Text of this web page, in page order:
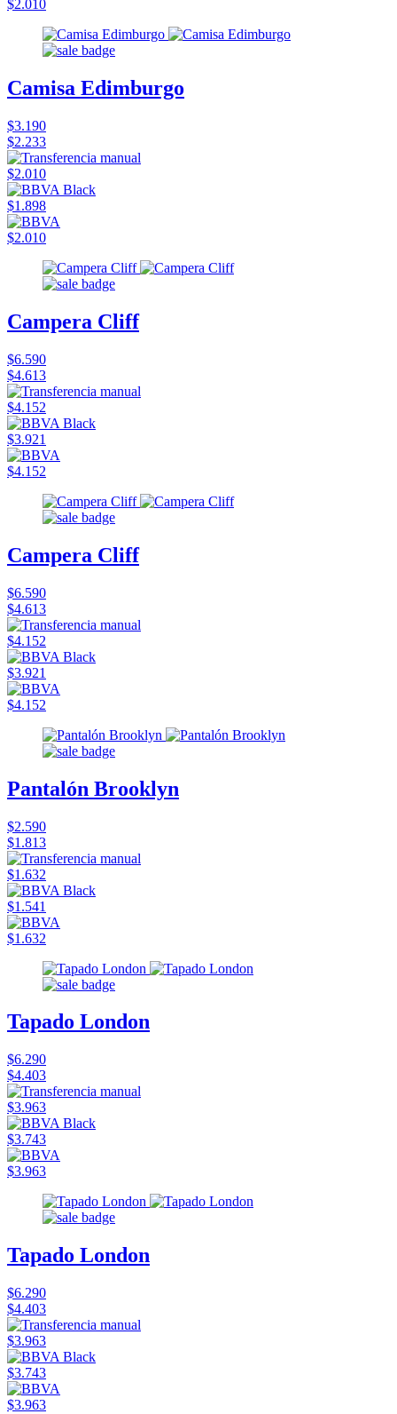
$2.010
Camisa Edimburgo
$3.190
$2.233
$2.010
$1.898
$2.010
Campera Cliff
$6.590
$4.613
$4.152
$3.921
$4.152
Campera Cliff
$6.590
$4.613
$4.152
$3.921
$4.152
Pantalón Brooklyn
$2.590
$1.813
$1.632
$1.541
$1.632
Tapado London
$6.290
$4.403
$3.963
$3.743
$3.963
Tapado London
$6.290
$4.403
$3.963
$3.743
$3.963